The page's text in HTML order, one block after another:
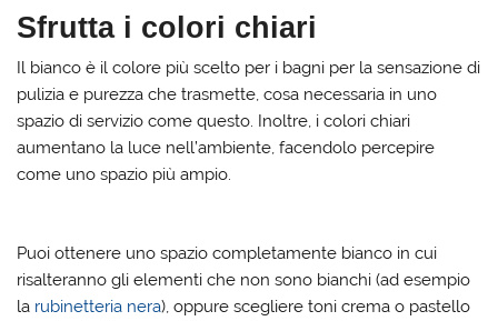
Sfrutta i colori chiari
Il bianco è il colore più scelto per i bagni per la sensazione di
pulizia e purezza che trasmette, cosa necessaria in uno
spazio di servizio come questo. Inoltre, i colori chiari
aumentano la luce nell’ambiente, facendolo percepire
come uno spazio più ampio.
Puoi ottenere uno spazio completamente bianco in cui
risalteranno gli elementi che non sono bianchi (ad esempio
la rubinetteria nera), oppure scegliere toni crema o pastello